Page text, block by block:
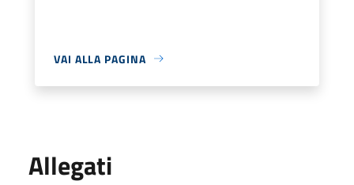
VAI ALLA PAGINA
Allegati